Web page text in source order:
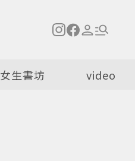
女生書坊 video